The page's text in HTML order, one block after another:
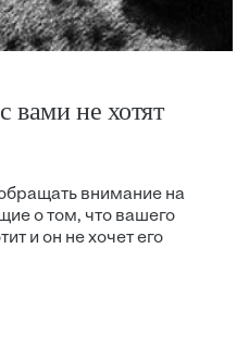
вами не хотят
внимание на
о том, что вашего
и он не хочет его